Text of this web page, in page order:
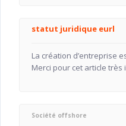
statut juridique eurl
La création d’entreprise
Merci pour cet article très
Société offshore